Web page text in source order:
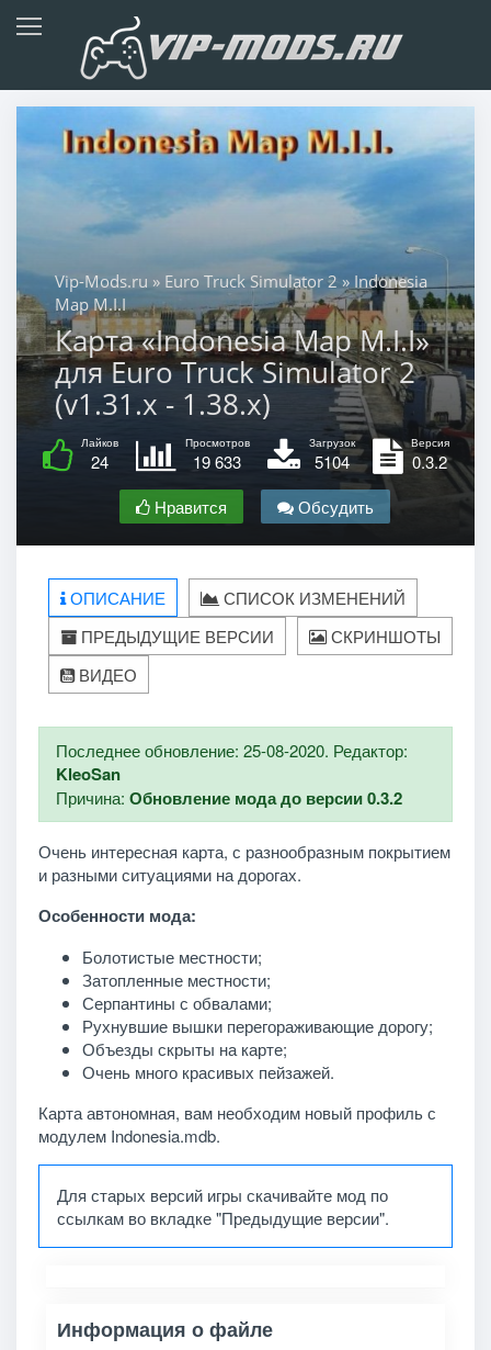
Vip-Mods.ru » Euro Truck Simulator 2 » Indonesia
Map M.I.I
Карта «Indonesia Map M.I.I»
для Euro Truck Simulator 2
(v1.31.x - 1.38.x)
Лайков
24
Просмотров
19 633
Загрузок
5104
Версия
0.3.2
Нравится
Обсудить
ОПИСАНИЕ
СПИСОК ИЗМЕНЕНИЙ
ПРЕДЫДУЩИЕ ВЕРСИИ
СКРИНШОТЫ
ВИДЕО
Последнее обновление: 25-08-2020. Редактор:
KleoSan
Причина: Обновление мода до версии 0.3.2
Очень интересная карта, с разнообразным покрытием
и разными ситуациями на дорогах.
Особенности мода:
Болотистые местности;
Затопленные местности;
Серпантины с обвалами;
Рухнувшие вышки перегораживающие дорогу;
Объезды скрыты на карте;
Очень много красивых пейзажей.
Карта автономная, вам необходим новый профиль с
модулем Indonesia.mdb.
Для старых версий игры скачивайте мод по
ссылкам во вкладке "Предыдущие версии".
Информация о файле